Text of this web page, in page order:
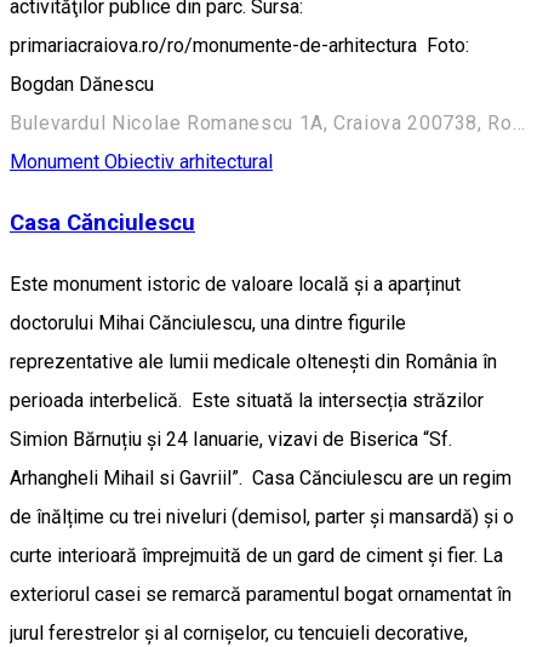
activităţilor publice din parc. Sursa:
primariacraiova.ro/ro/monumente-de-arhitectura Foto:
Bogdan Dănescu
Monument Obiectiv arhitectural
Casa Cănciulescu
Este monument istoric de valoare locală și a aparținut
doctorului Mihai Cănciulescu, una dintre figurile
reprezentative ale lumii medicale oltenești din România în
perioada interbelică. Este situată la intersecția străzilor
Simion Bărnuțiu și 24 Ianuarie, vizavi de Biserica “Sf.
Arhangheli Mihail si Gavriil”. Casa Cănciulescu are un regim
de înălțime cu trei niveluri (demisol, parter și mansardă) și o
curte interioară împrejmuită de un gard de ciment și fier. La
exteriorul casei se remarcă paramentul bogat ornamentat în
jurul ferestrelor și al cornișelor, cu tencuieli decorative,